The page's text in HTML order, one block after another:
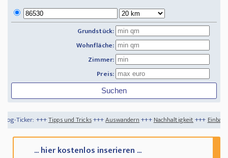
Grundstück:
Wohnfläche:
Zimmer:
Preis:
Tipps und Tricks+++Auswandern+++Nachhaltigkeit+++Einbauschränke -
... hier kostenlos inserieren ...